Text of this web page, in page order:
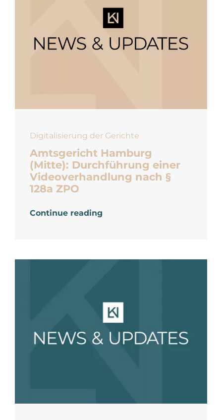
Digitalisierung der Gerichte
Amtsgericht Hamburg
(Mitte): Durchführung einer
Videoverhandlung nach §
128a ZPO
Continue reading